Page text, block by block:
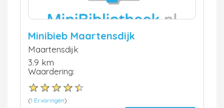
Minibieb Maartensdijk
Maartensdijk
3.9 km
Waardering:
(1 Ervaringen)